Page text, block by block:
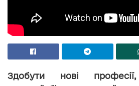
Здобути нові професії,